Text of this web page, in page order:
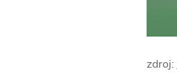
zdroj: